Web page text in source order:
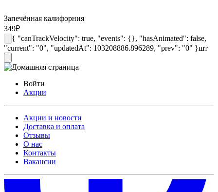
Запечённая калифорния
349₽
{ "canTrackVelocity": true, "events": {}, "hasAnimated": false,
"current": "0", "updatedAt": 103208886.896289, "prev": "0" }шт
Войти
Акции
Акции и новости
Доставка и оплата
Отзывы
О нас
Контакты
Вакансии